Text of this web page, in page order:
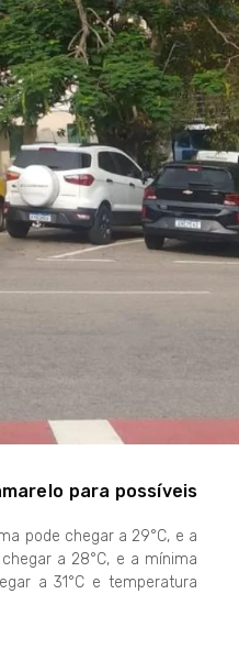
para possíveis
pode chegar a 29°C, e a
a 28°C, e a mínima
a 31°C e temperatura